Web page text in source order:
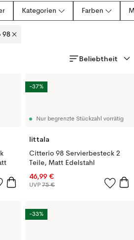
Kategorien Farben
98
Beliebtheit
Nur begrenzte Stückzahl vorrätig
Iittala
Citterio 98 Servierbesteck 2
Teile, Matt Edelstahl
46,99 €
UVP 75 €
-37%
-33%